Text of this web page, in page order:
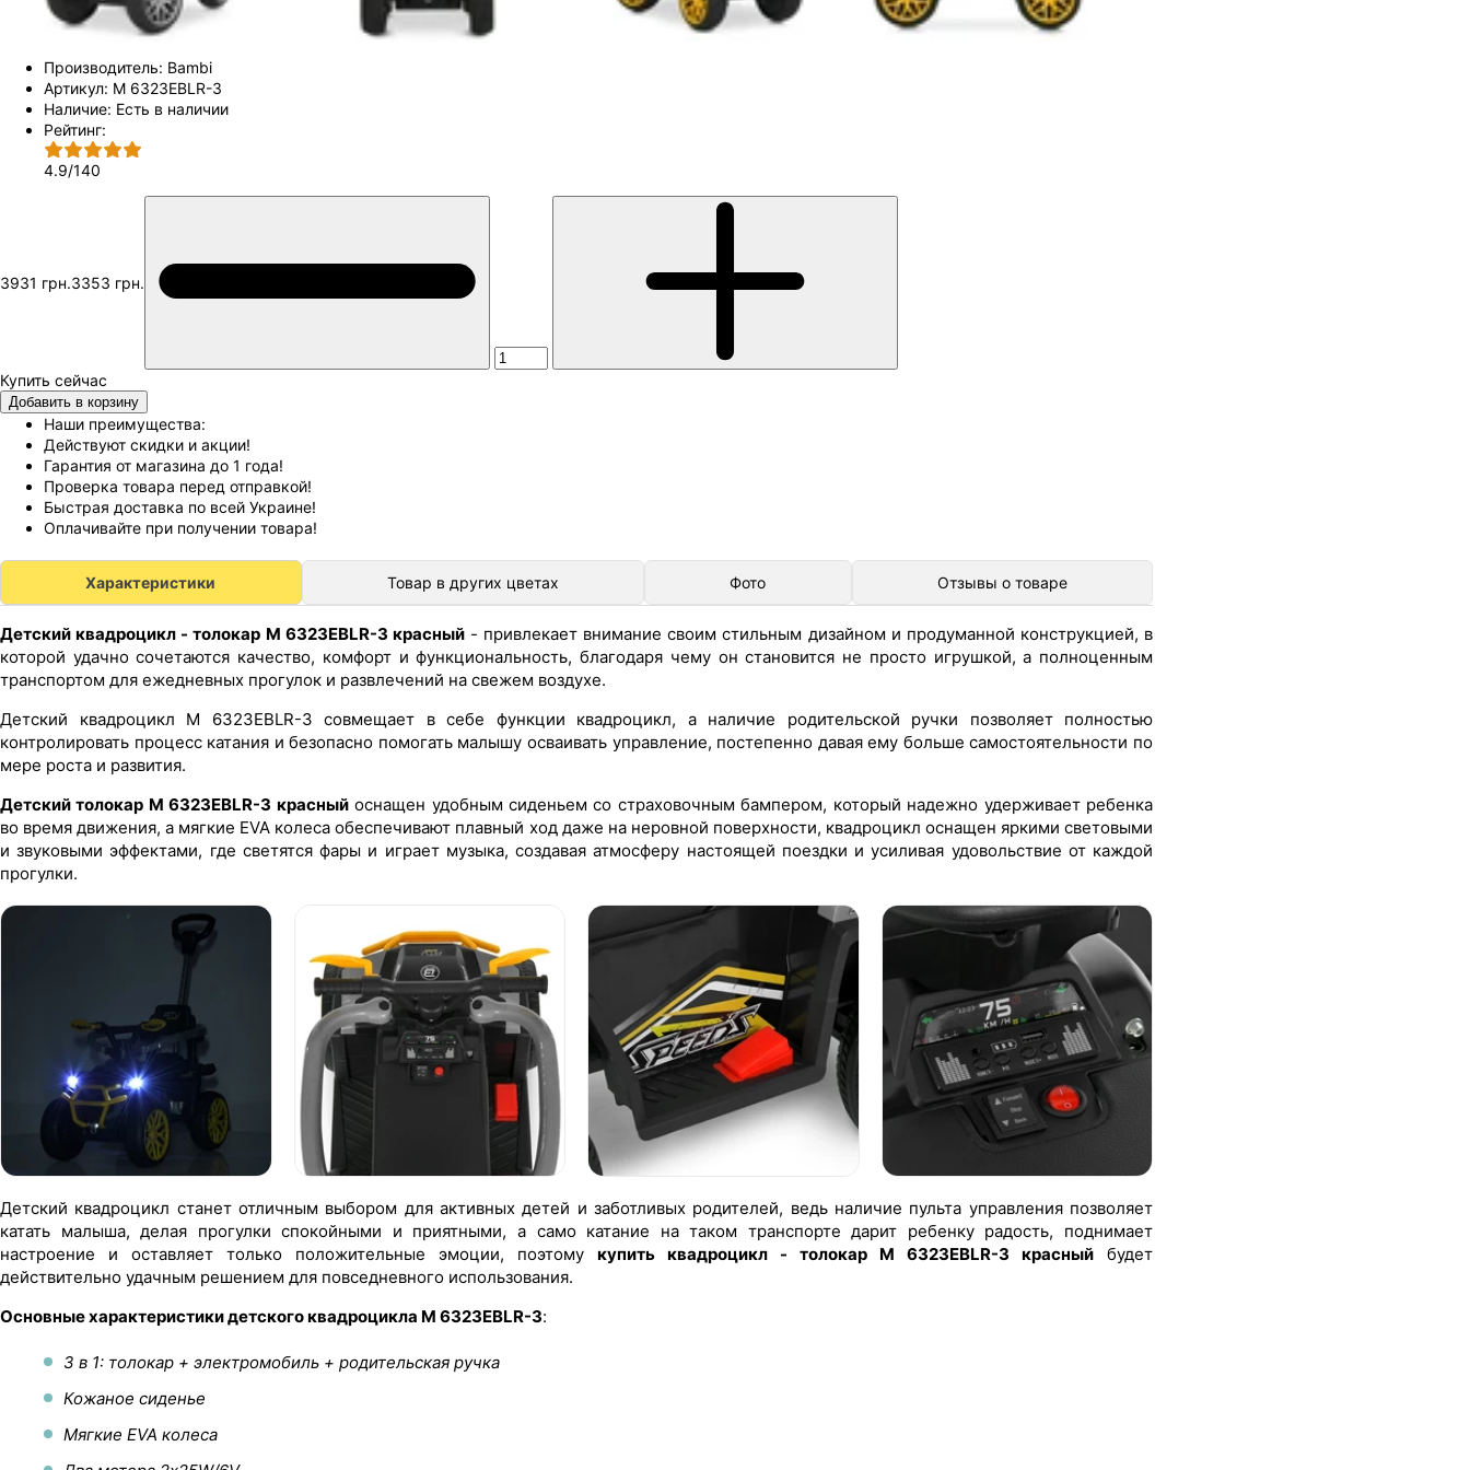
Производитель: Bambi
Артикул: M 6323EBLR-3
Наличие: Есть в наличии
Рейтинг:
4.9/140
3931 грн.3353 грн.
Добавить в корзину
Наши преимущества:
Действуют скидки и акции!
Гарантия от магазина до 1 года!
Проверка товара перед отправкой!
Быстрая доставка по всей Украине!
Оплачивайте при получении товара!
Характеристики Товар в других цветах Фото Отзывы о товаре
Детский квадроцикл - толокар M 6323EBLR-3 красный- привлекает внимание своим стильным дизайном и продуманной конструкцией, в
которой удачно сочетаются качество, комфорт и функциональность, благодаря чему он становится не просто игрушкой, а полноценным
транспортом для ежедневных прогулок и развлечений на свежем воздухе.
Детский квадроцикл M 6323EBLR-3 совмещает в себе функции квадроцикл, а наличие родительской ручки позволяет полностью
контролировать процесс катания и безопасно помогать малышу осваивать управление, постепенно давая ему больше самостоятельности по
мере роста и развития.
Детский толокар M 6323EBLR-3 красныйоснащен удобным сиденьем со страховочным бампером, который надежно удерживает ребенка
во время движения, а мягкие EVA колеса обеспечивают плавный ход даже на неровной поверхности, квадроцикл оснащен яркими световыми
и звуковыми эффектами, где светятся фары и играет музыка, создавая атмосферу настоящей поездки и усиливая удовольствие от каждой
прогулки.
Детский квадроцикл станет отличным выбором для активных детей и заботливых родителей, ведь наличие пульта управления позволяет
катать малыша, делая прогулки спокойными и приятными, а само катание на таком транспорте дарит ребенку радость, поднимает
настроение и оставляет только положительные эмоции, поэтому купить квадроцикл - толокар M 6323EBLR-3 красный будет
действительно удачным решением для повседневного использования.
Основные характеристики детского квадроцикла M 6323EBLR-3:
3 в 1: толокар + электромобиль + родительская ручка
Кожаное сиденье
Мягкие EVA колеса